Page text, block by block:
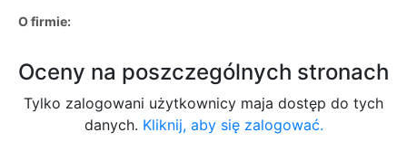
O firmie:
Oceny na poszczególnych stronach
Tylko zalogowani użytkownicy maja dostęp do tych
danych. Kliknij, aby się zalogować.